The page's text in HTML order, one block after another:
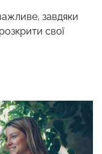
завдяки
свої